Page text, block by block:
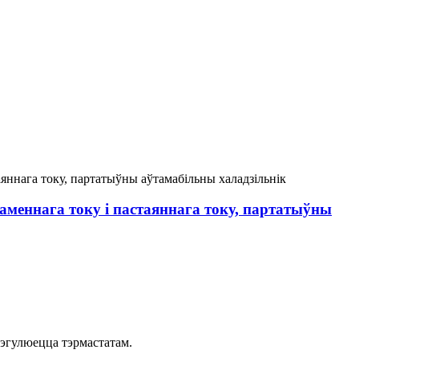
току і пастаяннага току, партатыўны
тэрмастатам.